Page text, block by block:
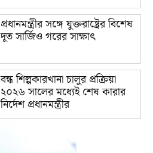
প্রধানমন্ত্রীর সঙ্গে যুক্তরাষ্ট্রের বিশেষ
দূত সার্জিও গরের সাক্ষাৎ
বন্ধ শিল্পকারখানা চালুর প্রক্রিয়া
২০২৬ সালের মধ্যেই শেষ কারার
নির্দেশ প্রধানমন্ত্রীর